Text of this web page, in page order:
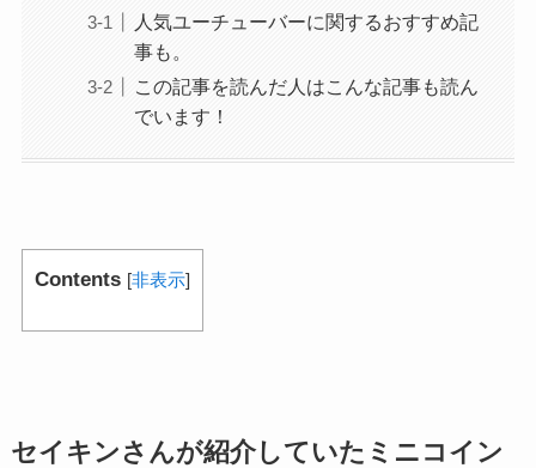
人気ユーチューバーに関するおすすめ記
事も。
この記事を読んだ人はこんな記事も読ん
でいます！
Contents [非表示]
セイキンさんが紹介していたミニコイン